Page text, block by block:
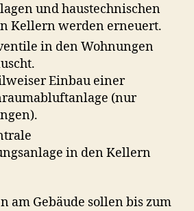
und haustechnischen
Kellern werden erneuert.
in den Wohnungen
Einbau einer
(nur
in den Kellern
am Gebäude sollen bis zum